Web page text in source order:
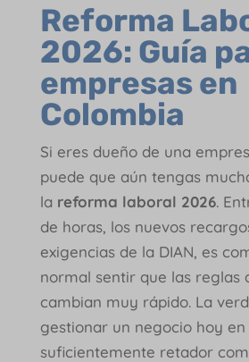
Reforma
2026: Guía
empresas en
Colombia
Si eres dueño de una
puede que aún tengas
la reforma laboral 2026.
de horas, los nuevos
exigencias de la DIAN, es
normal sentir que las reglas
cambian muy rápido. La
gestionar un negocio hoy
suficientemente retador